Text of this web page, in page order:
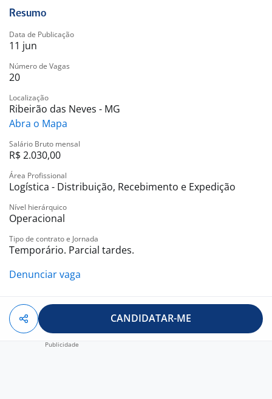
Resumo
Data de Publicação
11 jun
Número de Vagas
20
Localização
Ribeirão das Neves - MG
Abra o Mapa
Salário Bruto mensal
R$ 2.030,00
Área Profissional
Logística - Distribuição, Recebimento e Expedição
Nível hierárquico
Operacional
Tipo de contrato e Jornada
Temporário. Parcial tardes.
Denunciar vaga
CANDIDATAR-ME